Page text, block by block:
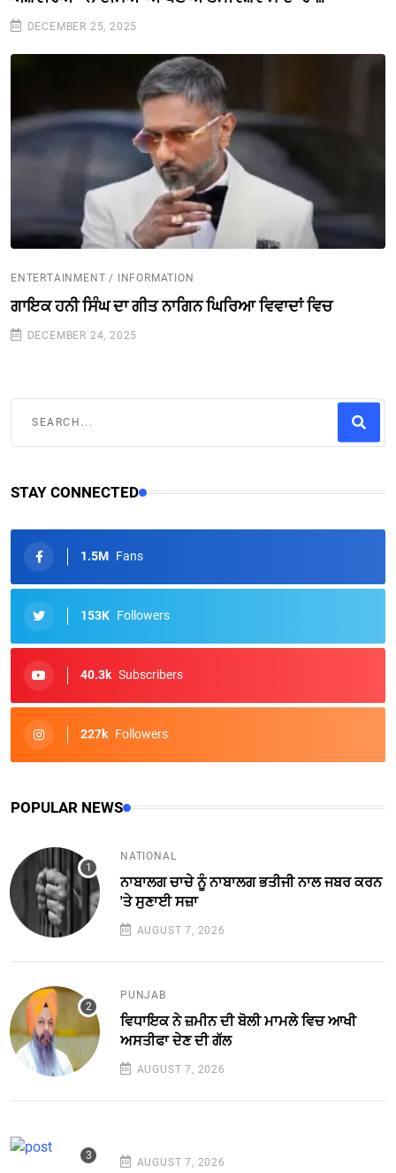
DECEMBER 25, 2025
ENTERTAINMENT / INFORMATION
ਗਾਇਕ ਹਨੀ ਸਿੰਘ ਦਾ ਗੀਤ ਨਾਗਿਨ ਘਿਰਿਆ ਵਿਵਾਦਾਂ ਵਿਚ
DECEMBER 24, 2025
STAY CONNECTED
1.5M Fans
153K Followers
40.3k Subscribers
227k Followers
POPULAR NEWS
NATIONAL
ਨਾਬਾਲਗ ਚਾਚੇ ਨੂੰ ਨਾਬਾਲਗ ਭਤੀਜੀ ਨਾਲ ਜਬਰ ਕਰਨ
'ਤੇ ਸੁਣਾਈ ਸਜ਼ਾ
AUGUST 7, 2026
PUNJAB
ਵਿਧਾਇਕ ਨੇ ਜ਼ਮੀਨ ਦੀ ਬੋਲੀ ਮਾਮਲੇ ਵਿਚ ਆਖੀ
ਅਸਤੀਫਾ ਦੇਣ ਦੀ ਗੱਲ
AUGUST 7, 2026
AUGUST 7, 2026